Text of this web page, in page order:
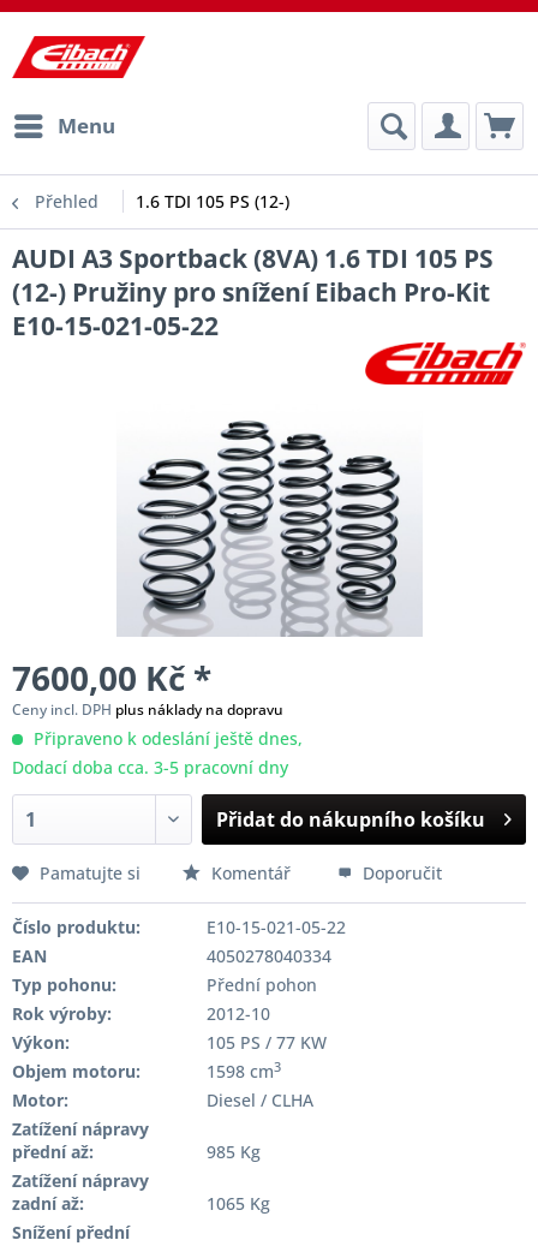
Menu
Přehled 1.6 TDI 105 PS (12-)
AUDI A3 Sportback (8VA) 1.6 TDI 105 PS
(12-) Pružiny pro snížení Eibach Pro-Kit
E10-15-021-05-22
7600,00 Kč *
Ceny incl. DPH plus náklady na dopravu
Připraveno k odeslání ještě dnes,
Dodací doba cca. 3-5 pracovní dny
Přidat do nákupního košíku
Pamatujte si Komentář Doporučit
Číslo produktu:
E10-15-021-05-22
EAN
4050278040334
Typ pohonu:
Přední pohon
Rok výroby:
2012-10
Výkon:
105 PS / 77 KW
Objem motoru:
1598 cm3
Motor:
Diesel / CLHA
Zatížení nápravy
přední až:
985 Kg
Zatížení nápravy
zadní až:
1065 Kg
Snížení přední